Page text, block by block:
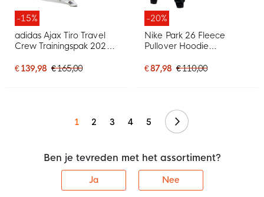
-15%
adidas Ajax Tiro Travel
Crew Trainingspak 2026-
Lichtblauw
€ 139,98 € 165,00
-20%
Nike Park 26 Fleece
Pullover Hoodie
€ 87,98 € 110,00
1 2 3 4 5 Volgende
Ben je tevreden met het assortiment?
Ja Nee